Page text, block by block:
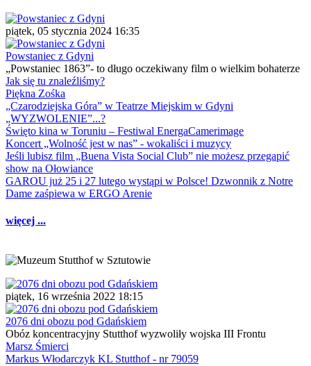
piątek, 05 stycznia 2024 16:35
Powstaniec z Gdyni
„Powstaniec 1863”- to długo oczekiwany film o wielkim bohaterze
Jak się tu znaleźliśmy?
Piękna Zośka
„Czarodziejska Góra” w Teatrze Miejskim w Gdyni
„WYZWOLENIE”...?
Święto kina w Toruniu – Festiwal EnergaCamerimage
Koncert „Wolność jest w nas” - wokaliści i muzycy
Jeśli lubisz film „Buena Vista Social Club” nie możesz przegapić
show na Ołowiance
GAROU już 25 i 27 lutego wystąpi w Polsce! Dzwonnik z Notre
Dame zaśpiewa w ERGO Arenie
więcej ...
piątek, 16 września 2022 18:15
2076 dni obozu pod Gdańskiem
Obóz koncentracyjny Stutthof wyzwoliły wojska III Frontu
Marsz Śmierci
Markus Włodarczyk KL Stutthof - nr 79059